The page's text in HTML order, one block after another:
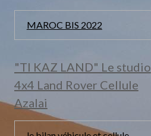
MAROC BIS 2022
"TI KAZ LAND" Le studio
4x4 Land Rover Cellule
Azalai